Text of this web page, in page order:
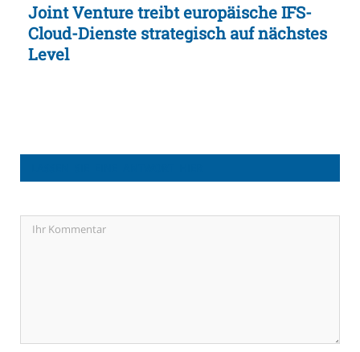
Joint Venture treibt europäische IFS-
Cloud-Dienste strategisch auf nächstes
Level